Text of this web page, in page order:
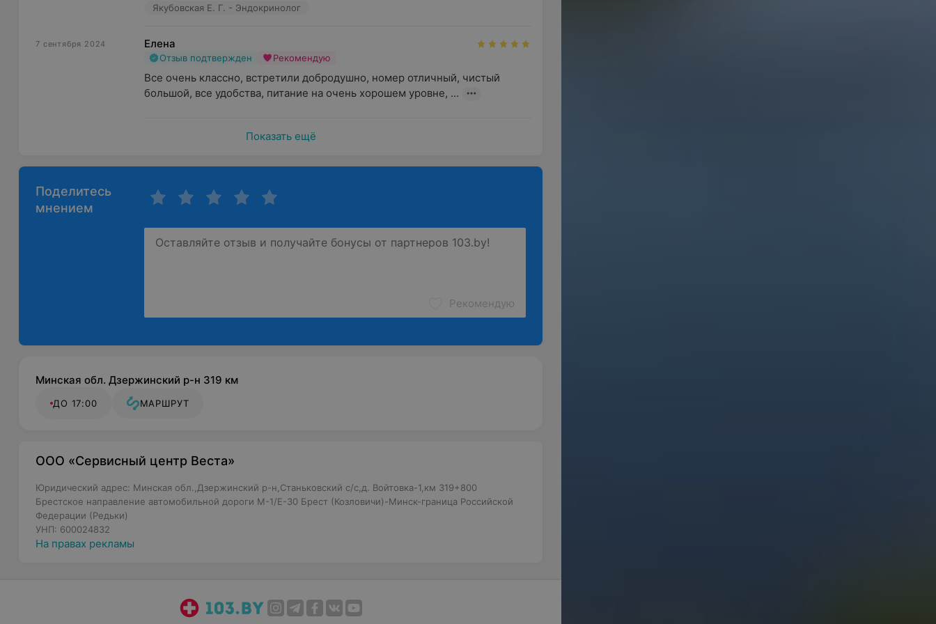
Якубовская Е. Г. - Эндокринолог
7 сентября 2024 Елена
Отзыв подтвержден Рекомендую
Все очень классно, встретили добродушно, номер отличный, чистый
большой, все удобства, питание на очень хорошем уровне, ...
Показать ещё
Поделитесь
мнением
Рекомендую
Минская обл. Дзержинский р-н 319 км
ДО 17:00 МАРШРУТ
ООО «Сервисный центр Веста»
Юридический адрес: Минская обл.,Дзержинский р-н,Станьковский с/с,д. Войтовка-1,км 319+800
Брестское направление автомобильной дороги М-1/Е-30 Брест (Козловичи)-Минск-граница Российской
Федерации (Редьки)
УНП: 600024832
На правах рекламы